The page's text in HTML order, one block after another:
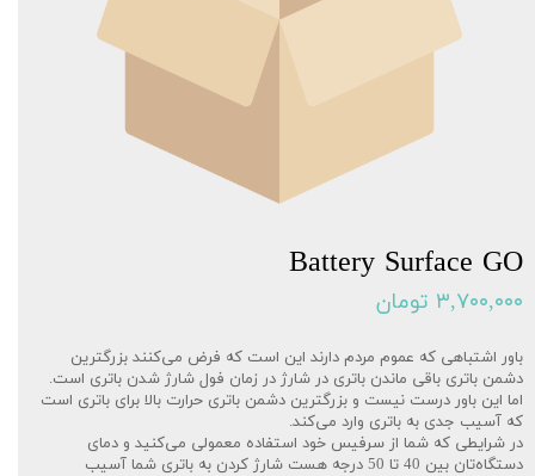
Battery Surface GO
۳,۷۰۰,۰۰۰ تومان
باور اشتباهی که عموم مردم دارند این است که فرض ‌می‌کنند بزرگترین
دشمن باتری باقی ماندن باتری در شارژ در زمان فول شارژ شدن باتری است.
اما این باور درست نیست و بزرگترین دشمن باتری حرارت بالا برای باتری است
که آسیب جدی به باتری وارد می‌کند.
در شرایطی که شما از سرفیس خود استفاده معمولی می‌کنید و دمای
دستگاه‌تان بین 40 تا 50 درجه هست شارژ کردن به باتری شما آسیب